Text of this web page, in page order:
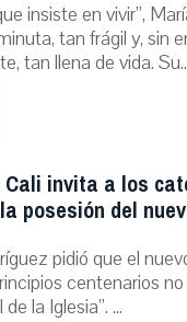
insiste en vivir”,
tan frágil y, sin
tan llena de vida.
invita a los
posesión del
pidió que el
centenarios
la Iglesia”. ...